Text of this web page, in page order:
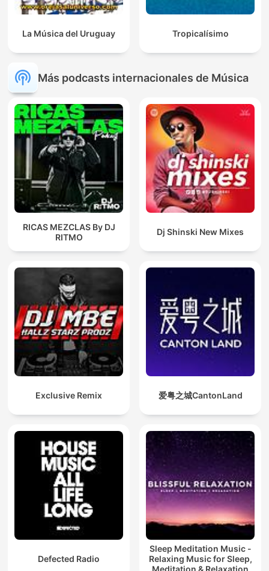
La Música del Uruguay Tropicalísimo
Más podcasts internacionales de Música
RICAS MEZCLAS By DJ
RITMO
Dj Shinski New Mixes
Exclusive Remix 爱粤之城CantonLand
Defected Radio
Sleep Meditation Music -
Relaxing Music for Sleep,